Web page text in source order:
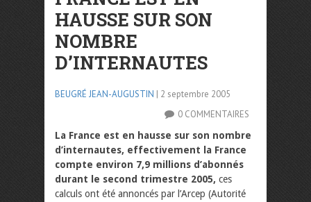
HAUSSE SUR SON
NOMBRE
D’INTERNAUTES
BEUGRÉ JEAN-AUGUSTIN | 2 septembre 2005
0 COMMENTAIRES
La France est en hausse sur son nombre
d’internautes, effectivement la France
compte environ 7,9 millions d’abonnés
durant le second trimestre 2005, ces
calculs ont été annoncés par l’Arcep (Autorité